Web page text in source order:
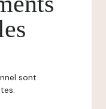
sont